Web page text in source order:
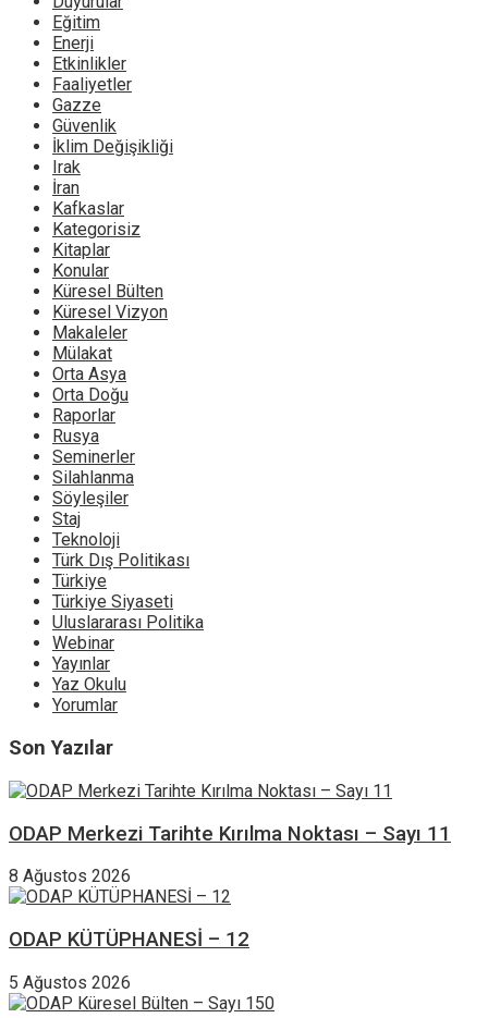
Eğitim
Enerji
Etkinlikler
Faaliyetler
Gazze
Güvenlik
İklim Değişikliği
Irak
İran
Kafkaslar
Kategorisiz
Kitaplar
Konular
Küresel Bülten
Küresel Vizyon
Makaleler
Mülakat
Orta Asya
Orta Doğu
Raporlar
Rusya
Seminerler
Silahlanma
Söyleşiler
Staj
Teknoloji
Türk Dış Politikası
Türkiye
Türkiye Siyaseti
Uluslararası Politika
Webinar
Yayınlar
Yaz Okulu
Yorumlar
Son Yazılar
ODAP Merkezi Tarihte Kırılma Noktası – Sayı 11
8 Ağustos 2026
ODAP KÜTÜPHANESİ – 12
5 Ağustos 2026